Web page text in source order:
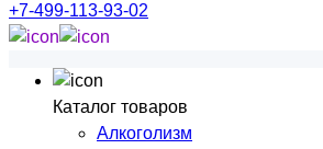
+7-499-113-93-02
Каталог товаров
Алкоголизм